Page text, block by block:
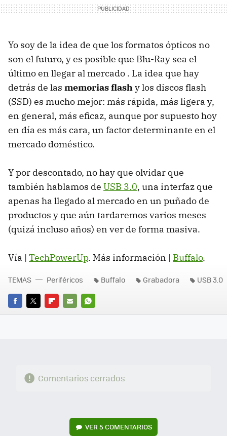
Yo soy de la idea de que los formatos ópticos no
son el futuro, y es posible que Blu-Ray sea el
último en llegar al mercado . La idea que hay
detrás de las memorias flashy los discos flash
(SSD) es mucho mejor: más rápida, más ligera y,
en general, más eficaz, aunque por supuesto hoy
en día es más cara, un factor determinante en el
mercado doméstico.
Y por descontado, no hay que olvidar que
también hablamos de USB 3.0, una interfaz que
apenas ha llegado al mercado en un puñado de
productos y que aún tardaremos varios meses
(quizá incluso años) en ver de forma masiva.
Vía | TechPowerUp. Más información | Buffalo.
FACEBOOK
TWITTERFLIPBOARD
E-
WHATSAPP
TEMAS Periféricos Buffalo Grabadora USB 3.0
Comentarios cerrados
VER5 COMENTARIOS